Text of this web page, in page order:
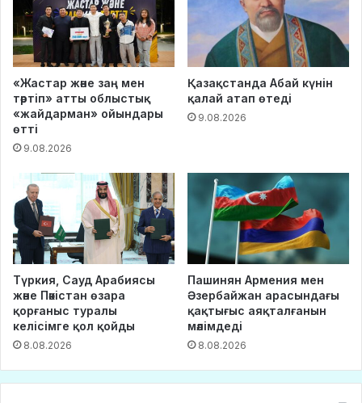
«Жастар және заң мен
тәртіп» атты облыстық
«жайдарман» ойындары
өтті
9.08.2026
Қазақстанда Абай күнін
қалай атап өтеді
9.08.2026
Түркия, Сауд Арабиясы
және Пәкістан өзара
қорғаныс туралы
келісімге қол қойды
8.08.2026
Пашинян Армения мен
Әзербайжан арасындағы
қақтығыс аяқталғанын
мәлімдеді
8.08.2026